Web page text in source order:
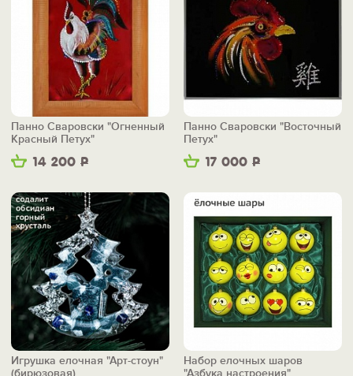
14 200 Р
Панно Сваровски "Огненный
Красный Петух"
17 000 Р
Панно Сваровски "Восточный
Петух"
Игрушка елочная "Арт-стоун"
Набор елочных шаров